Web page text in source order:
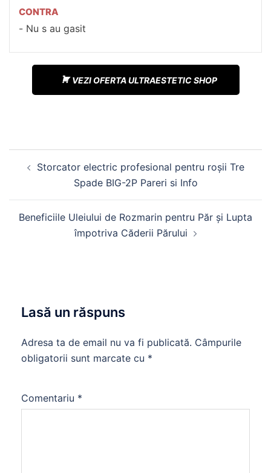
CONTRA
Nu s au gasit
VEZI OFERTA ULTRAESTETIC SHOP
Storcator electric profesional pentru roșii Tre
Spade BIG-2P Pareri si Info
Beneficiile Uleiului de Rozmarin pentru Păr și Lupta
împotriva Căderii Părului
Lasă un răspuns
Adresa ta de email nu va fi publicată. Câmpurile
obligatorii sunt marcate cu *
Comentariu *